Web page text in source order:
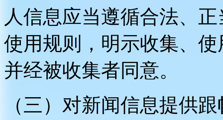
人信息应当遵循合法、
使用规则，明示收集、
并经被收集者同意。
（三）对新闻信息提供